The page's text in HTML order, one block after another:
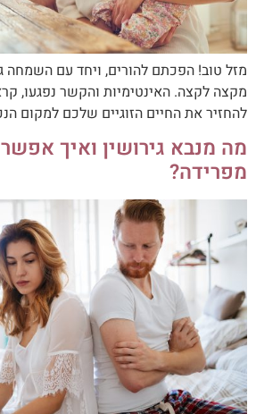
מזל טוב! הפכתם להורים, ויחד עם
מקצה לקצה. האינטימיות והקשר נפגעו,
להחזיר את החיים הזוגיים שלכם למקום
מה מנבא גירושין ואיך
מפרידה?